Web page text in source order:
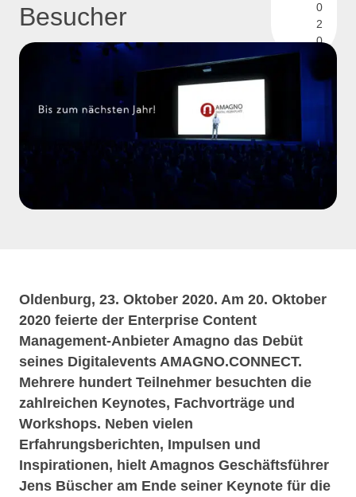
Besucher
0
2
0
Oldenburg, 23. Oktober 2020. Am 20. Oktober
2020 feierte der Enterprise Content
Management-Anbieter Amagno das Debüt
seines Digitalevents AMAGNO.CONNECT.
Mehrere hundert Teilnehmer besuchten die
zahlreichen Keynotes, Fachvorträge und
Workshops. Neben vielen
Erfahrungsberichten, Impulsen und
Inspirationen, hielt Amagnos Geschäftsführer
Jens Büscher am Ende seiner Keynote für die